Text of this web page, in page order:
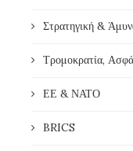
Στρατηγική &
Τρομοκρατία,
ΕΕ & ΝΑΤΟ
BRICS